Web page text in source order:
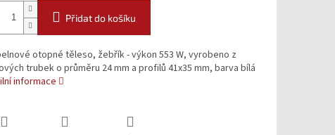
Přidat do košíku
otopné těleso, žebřík - výkon 553 W, vyrobeno z
trubek o průměru 24 mm a profilů 41x35 mm, barva bílá
informace